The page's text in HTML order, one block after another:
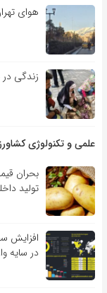
هوای
زندگی در
علمی و تکنولوژی
بحران
تولید
افزایش
در سایه